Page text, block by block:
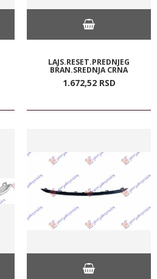
LAJS.RESET.PREDNJEG
BRAN.SREDNJA CRNA
1.672,52 RSD